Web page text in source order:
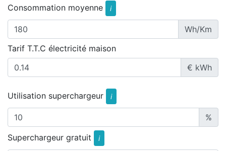
Consommation moyenne i
Wh/Km
Tarif T.T.C électricité maison
€ kWh
Utilisation superchargeur i
%
Superchargeur gratuit
i